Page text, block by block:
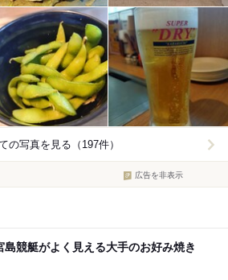
の写真を見る（197件）
広告を非表示
競艇がよく見える大手のお好み焼き